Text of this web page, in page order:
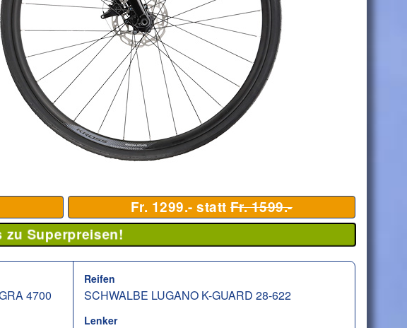
Fr. 1299.- statt Fr. 1599.-
zu Superpreisen!
4700
Reifen
SCHWALBE LUGANO K-GUARD 28-622
Lenker